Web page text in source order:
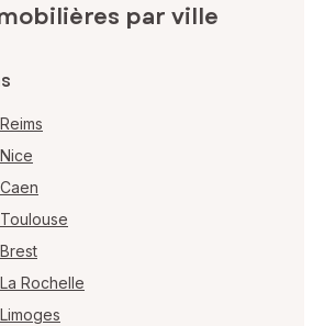
par ville
Rochelle